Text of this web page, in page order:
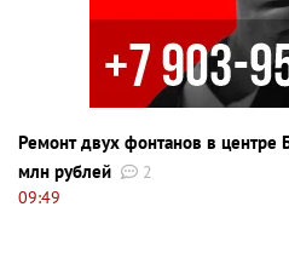
Ремонт двух фонтанов в центре
млн рублей
2
09:49